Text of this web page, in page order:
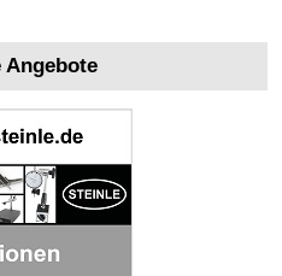
Angebote